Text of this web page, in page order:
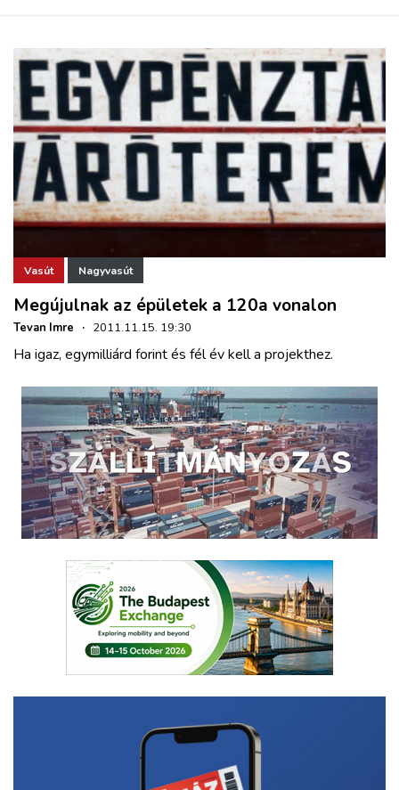
Vasút Nagyvasút
Megújulnak az épületek a 120a vonalon
Tevan Imre · 2011.11.15. 19:30
Ha igaz, egymilliárd forint és fél év kell a projekthez.